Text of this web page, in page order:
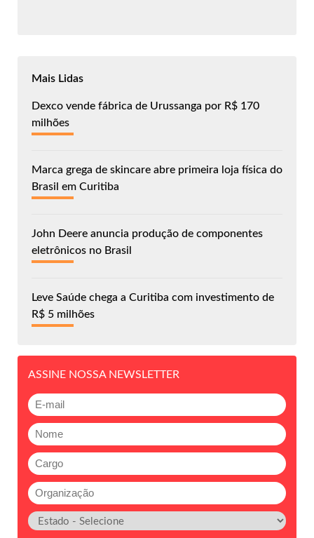
Mais Lidas
Dexco vende fábrica de Urussanga por R$ 170
milhões
Marca grega de skincare abre primeira loja física do
Brasil em Curitiba
John Deere anuncia produção de componentes
eletrônicos no Brasil
Leve Saúde chega a Curitiba com investimento de
R$ 5 milhões
ASSINE NOSSA NEWSLETTER